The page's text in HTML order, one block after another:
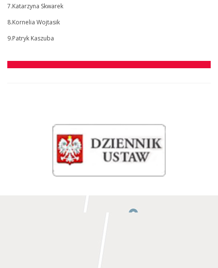
7.Katarzyna Skwarek
8.Kornelia Wojtasik
9.Patryk Kaszuba